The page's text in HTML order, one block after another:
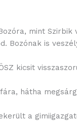
mint Szirbik
Bozónak is
kicsit
hátha
a